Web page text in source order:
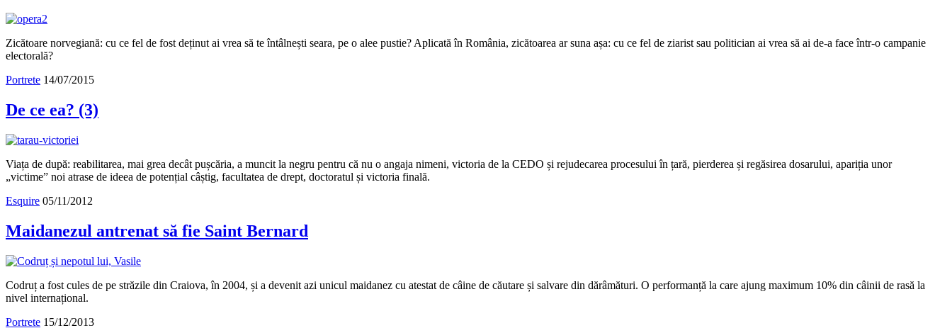
Zicătoare norvegiană: cu ce fel de fost deținut ai vrea să te întâlnești seara, pe o alee pustie? Aplicată în România, zicătoarea ar suna așa: cu ce fel de ziarist sau politician ai vrea să ai de-a face într-o campanie
electorală?
Portrete 14/07/2015
De ce ea? (3)
Viața de după: reabilitarea, mai grea decât pușcăria, a muncit la negru pentru că nu o angaja nimeni, victoria de la CEDO și rejudecarea procesului în țară, pierderea și regăsirea dosarului, apariția unor
„victime” noi atrase de ideea de potențial câștig, facultatea de drept, doctoratul și victoria finală.
Esquire 05/11/2012
Maidanezul antrenat să fie Saint Bernard
Codruț a fost cules de pe străzile din Craiova, în 2004, și a devenit azi unicul maidanez cu atestat de câine de căutare și salvare din dărâmături. O performanță la care ajung maximum 10% din câinii de rasă la
nivel internațional.
Portrete 15/12/2013